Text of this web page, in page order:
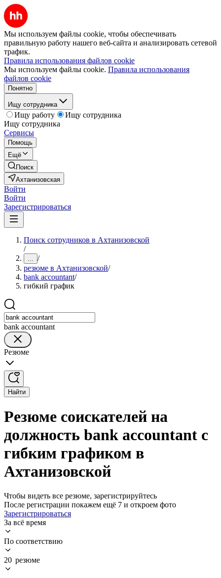
Мы используем файлы cookie, чтобы обеспечивать
правильную работу нашего веб-сайта и анализировать сетевой
трафик.
Правила использования файлов cookie
Мы используем файлы cookie. Правила использования
файлов cookie
Понятно
Ищу сотрудника
Ищу работу
Ищу сотрудника
Ищу сотрудника
Сервисы
Помощь
Ещё
Поиск
Ахтанизовская
Войти
Войти
Зарегистрироваться
Поиск сотрудников в Ахтанизовской
/
... /
резюме в Ахтанизовской/
bank accountant/
гибкий график
bank accountant
Резюме
Найти
Резюме соискателей на
должность bank accountant с
гибким графиком в
Ахтанизовской
Чтобы видеть все резюме, зарегистрируйтесь
После регистрации покажем ещё 7 и откроем фото
Зарегистрироваться
За всё время
По соответствию
20 резюме